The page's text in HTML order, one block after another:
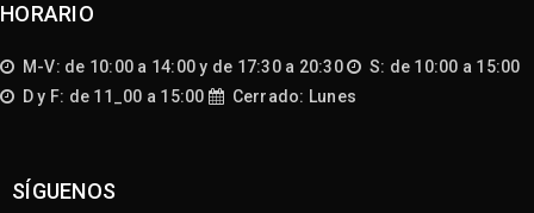
HORARIO
M-V: de 10:00 a 14:00 y de 17:30 a 20:30
S: de 10:00 a 15:00
D y F: de 11_00 a 15:00
Cerrado: Lunes
SÍGUENOS